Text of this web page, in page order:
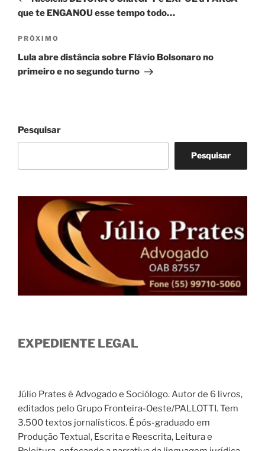
Post
que te ENGANOU esse tempo todo…
Próximo
post
PRÓXIMO
Lula abre distância sobre Flávio Bolsonaro no
primeiro e no segundo turno
Pesquisar
Pesquisar
EXPEDIENTE LEGAL
Júlio Prates é Advogado e Sociólogo. Autor de 6 livros,
editados pelo Grupo Fronteira-Oeste/PALLOTTI. Tem
3.500 textos jornalísticos. É pós-graduado em
Produção Textual, Escrita e Reescrita, Leitura e